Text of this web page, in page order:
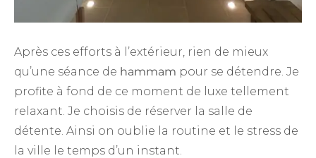
Après ces efforts à l’extérieur, rien de mieux
qu’une séance de hammam pour se détendre. Je
profite à fond de ce moment de luxe tellement
relaxant. Je choisis de réserver la salle de
détente. Ainsi on oublie la routine et le stress de
la ville le temps d’un instant.